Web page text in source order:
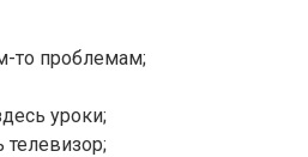
то проблемам;
уроки;